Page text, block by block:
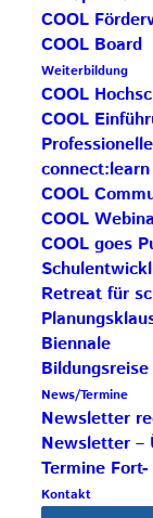
COOL
COOL Board
Weiterbildung
COOL
COOL
connect:learn
COOL
COOL
COOL goes
Retreat für
Biennale
Bildungsreise
News/Termine
Newsletter
Newsletter –
Termine
Kontakt
passt und
Hilflosigkeit
Sie besteht
in einer
können oder
in denen sie
Ohnmacht),
Lehr- und
werden
gehen, um
auf der
Seite zu
Frage